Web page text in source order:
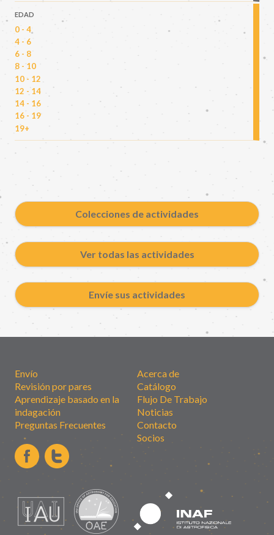
EDAD
0 - 4
4 - 6
6 - 8
8 - 10
10 - 12
12 - 14
14 - 16
16 - 19
19+
Colecciones de actividades
Ver todas las actividades
Envíe sus actividades
Envío
Revisión por pares
Aprendizaje basado en la
indagación
Preguntas Frecuentes
Acerca de
Catálogo
Flujo De Trabajo
Noticias
Contacto
Socios